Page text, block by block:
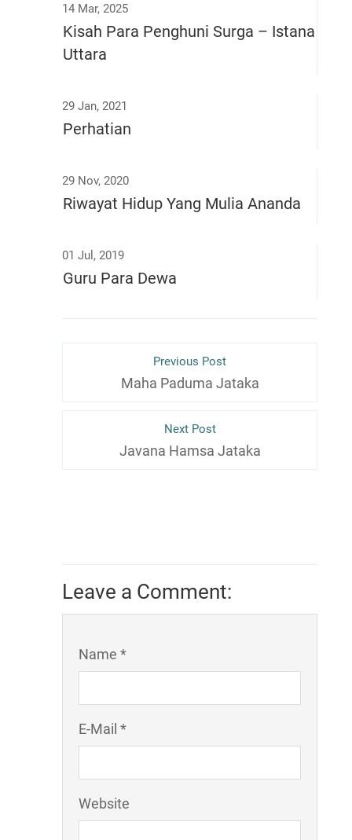
14 Mar, 2025
Kisah Para Penghuni Surga – Istana
Uttara
29 Jan, 2021
Perhatian
29 Nov, 2020
Riwayat Hidup Yang Mulia Ananda
01 Jul, 2019
Guru Para Dewa
Previous Post
Maha Paduma Jataka
Next Post
Javana Hamsa Jataka
Leave a Comment:
Name *
E-Mail *
Website